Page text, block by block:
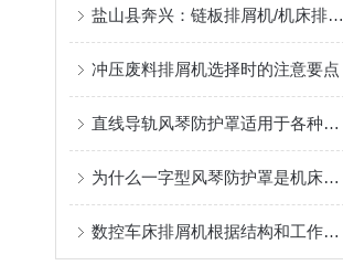
盐山县奔兴：链板排屑机/机床排屑机/磁性排屑机/刮板排屑机/链板式排屑机/链式排屑机全品类非标定制，一站式机床排屑解决方案
冲压废料排屑机选择时的注意要点
直线导轨风琴防护罩适用于各种运动轨迹和速度的直线导轨
为什么一字型风琴防护罩是机床润滑的重难点
数控车床排屑机根据结构和工作原理可分为哪几类？